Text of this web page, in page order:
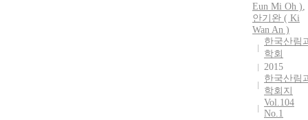
Eun Mi Oh ),
안기완 ( Ki
Wan An )
한국산림
학회
2015
한국산림
학회지
Vol.104
No.1